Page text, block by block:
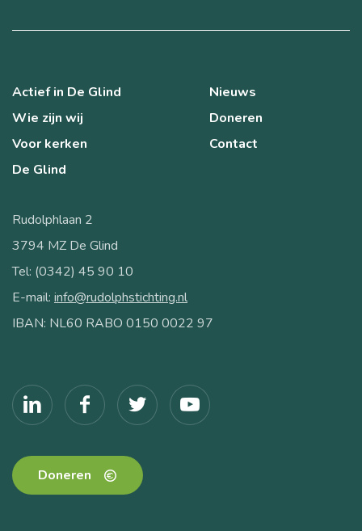
Actief in De Glind
Wie zijn wij
Voor kerken
De Glind
Nieuws
Doneren
Contact
Rudolphlaan 2
3794 MZ De Glind
Tel: (0342) 45 90 10
E-mail: info@rudolphstichting.nl
IBAN: NL60 RABO 0150 0022 97
Doneren